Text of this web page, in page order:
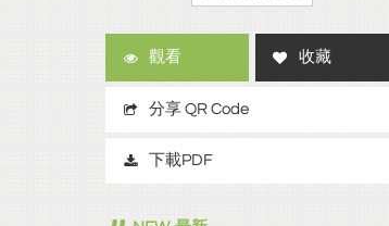
觀看 收藏
分享 QR Code
下載PDF